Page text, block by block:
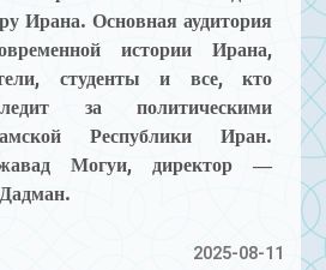
Ирана. Основная аудитория
истории Ирана,
студенты и все, кто
за политическими
Республики Иран.
Могуи, директор —
2025-08-11